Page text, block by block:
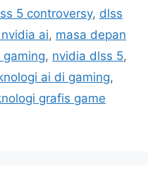
5 controversy, dlss
ai, masa depan
, nvidia dlss 5,
ai di gaming,
grafis game